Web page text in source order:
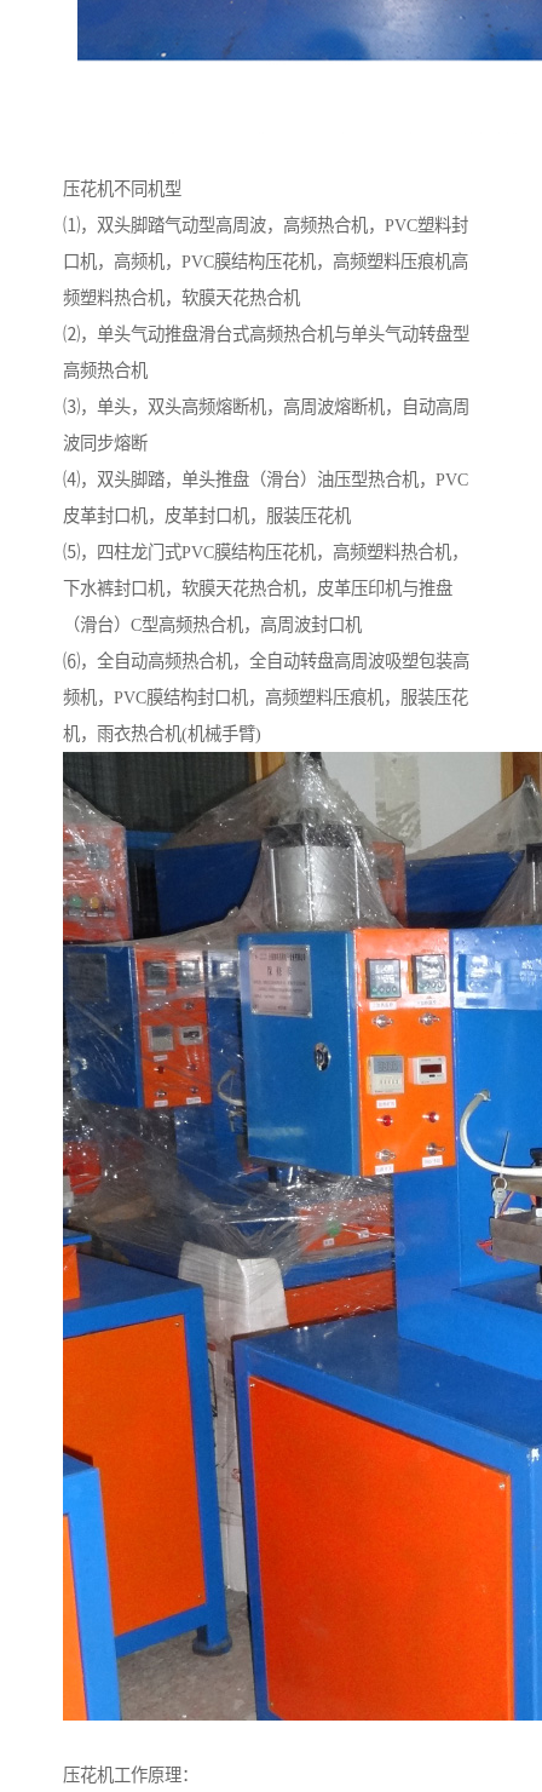
压花机不同机型
⑴，双头脚踏气动型高周波，高频热合机，PVC塑料封
口机，高频机，PVC膜结构压花机，高频塑料压痕机高
频塑料热合机，软膜天花热合机
⑵，单头气动推盘滑台式高频热合机与单头气动转盘型
高频热合机
⑶，单头，双头高频熔断机，高周波熔断机，自动高周
波同步熔断
⑷，双头脚踏，单头推盘（滑台）油压型热合机，PVC
皮革封口机，皮革封口机，服装压花机
⑸，四柱龙门式PVC膜结构压花机，高频塑料热合机，
下水裤封口机，软膜天花热合机，皮革压印机与推盘
（滑台）C型高频热合机，高周波封口机
⑹，全自动高频热合机，全自动转盘高周波吸塑包装高
频机，PVC膜结构封口机，高频塑料压痕机，服装压花
机，雨衣热合机(机械手臂)
压花机工作原理：